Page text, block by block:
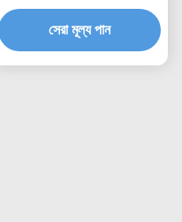
সেরা মূল্য পান